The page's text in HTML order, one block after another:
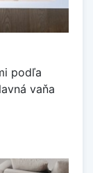
podľa
vaňa